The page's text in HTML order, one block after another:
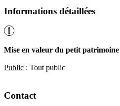
Informations détaillées
Mise en valeur du petit patrimoine
Public : Tout public
Contact